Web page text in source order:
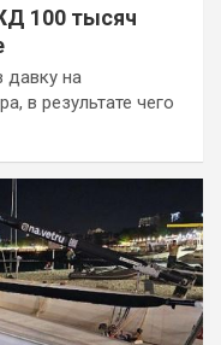
100 тысяч
давку на
в результате чего